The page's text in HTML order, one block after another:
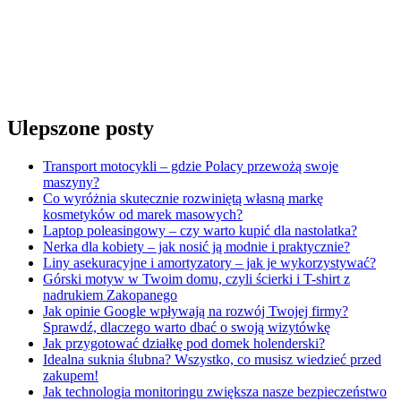
Ulepszone posty
Transport motocykli – gdzie Polacy przewożą swoje
maszyny?
Co wyróżnia skutecznie rozwiniętą własną markę
kosmetyków od marek masowych?
Laptop poleasingowy – czy warto kupić dla nastolatka?
Nerka dla kobiety – jak nosić ją modnie i praktycznie?
Liny asekuracyjne i amortyzatory – jak je wykorzystywać?
Górski motyw w Twoim domu, czyli ścierki i T-shirt z
nadrukiem Zakopanego
Jak opinie Google wpływają na rozwój Twojej firmy?
Sprawdź, dlaczego warto dbać o swoją wizytówkę
Jak przygotować działkę pod domek holenderski?
Idealna suknia ślubna? Wszystko, co musisz wiedzieć przed
zakupem!
Jak technologia monitoringu zwiększa nasze bezpieczeństwo